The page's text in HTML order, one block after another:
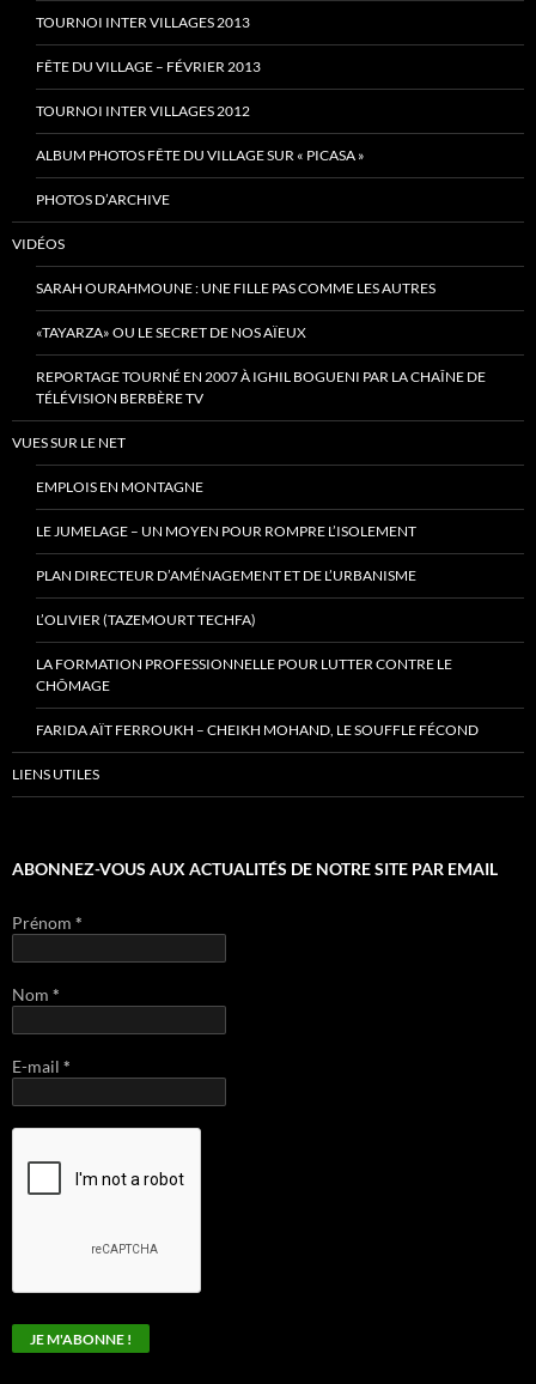
TOURNOI INTER VILLAGES 2013
FÊTE DU VILLAGE – FÉVRIER 2013
TOURNOI INTER VILLAGES 2012
ALBUM PHOTOS FÊTE DU VILLAGE SUR « PICASA »
PHOTOS D’ARCHIVE
VIDÉOS
SARAH OURAHMOUNE : UNE FILLE PAS COMME LES AUTRES
«TAYARZA» OU LE SECRET DE NOS AÏEUX
REPORTAGE TOURNÉ EN 2007 À IGHIL BOGUENI PAR LA CHAÎNE DE
TÉLÉVISION BERBÈRE TV
VUES SUR LE NET
EMPLOIS EN MONTAGNE
LE JUMELAGE – UN MOYEN POUR ROMPRE L’ISOLEMENT
PLAN DIRECTEUR D’AMÉNAGEMENT ET DE L’URBANISME
L’OLIVIER (TAZEMOURT TECHFA)
LA FORMATION PROFESSIONNELLE POUR LUTTER CONTRE LE
CHÔMAGE
FARIDA AÏT FERROUKH – CHEIKH MOHAND, LE SOUFFLE FÉCOND
LIENS UTILES
ABONNEZ-VOUS AUX ACTUALITÉS DE NOTRE SITE PAR EMAIL
Prénom *
Nom *
E-mail *